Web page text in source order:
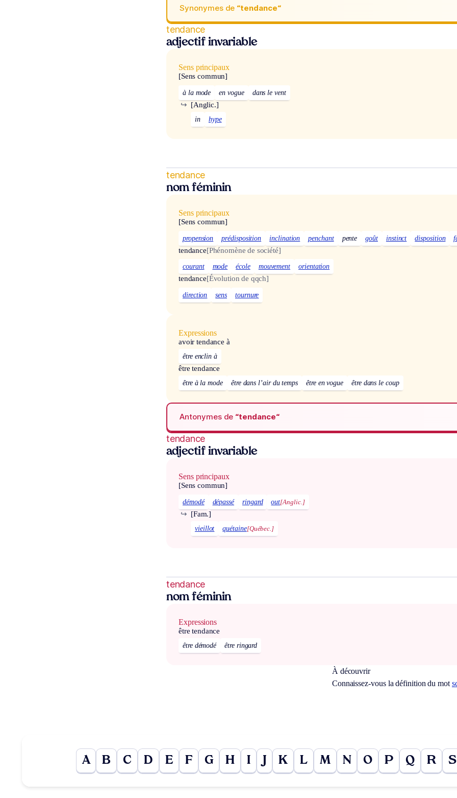
Synonymes de “tendance“
tendance
adjectif invariable
Sens principaux
[Sens commun]
à la mode en vogue dans le vent
[Anglic.]
↪
in hype
tendance
nom féminin
Sens principaux
[Sens commun]
propension prédisposition inclination penchant pente goût instinct disposition
tendance[Phénomène de société]
courant mode école mouvement orientation
tendance[Évolution de qqch]
direction sens tournure
Expressions
avoir tendance à
être enclin à
être tendance
être à la mode être dans l’air du temps être en vogue être dans le coup
Antonymes de “tendance“
tendance
adjectif invariable
Sens principaux
[Sens commun]
démodé dépassé ringard out[Anglic.]
[Fam.]
↪
vieillot quétaine[Québec.]
tendance
nom féminin
Expressions
être tendance
être démodé être ringard
À découvrir
Connaissez-vous la définition du mot
A B C D E F G H I K L M N O P Q R S